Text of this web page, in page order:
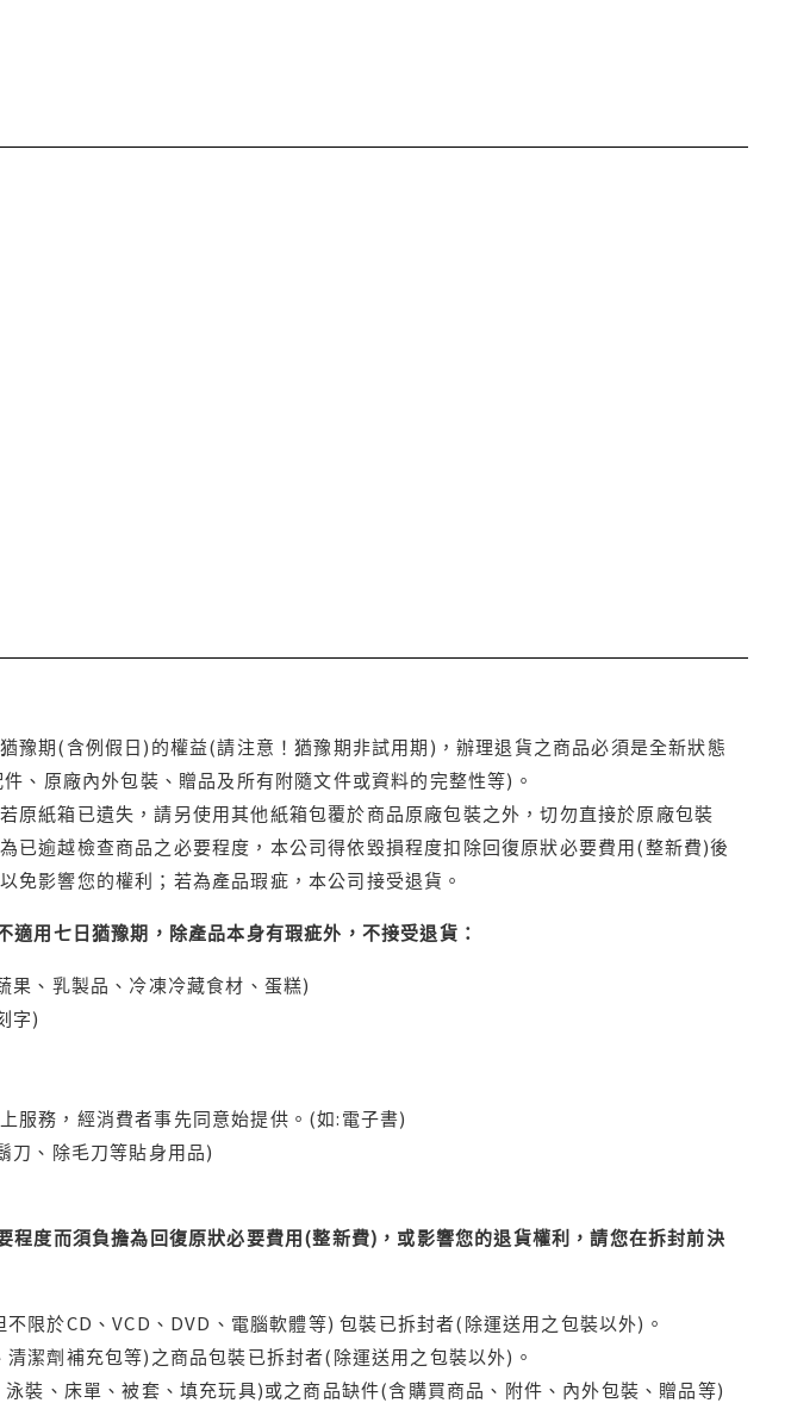
豫期(含例假日)的權益(請注意！猶豫期非試用期)，辦理退貨之商品必須是全新狀態
、原廠內外包裝、贈品及所有附隨文件或資料的完整性等)。
原紙箱已遺失，請另使用其他紙箱包覆於商品原廠包裝之外，切勿直接於原廠包裝
已逾越檢查商品之必要程度，本公司得依毀損程度扣除回復原狀必要費用(整新費)後
免影響您的權利；若為產品瑕疵，本公司接受退貨。
用七日猶豫期，除產品本身有瑕疵外，不接受退貨：
果、乳製品、冷凍冷藏食材、蛋糕)
字)
服務，經消費者事先同意始提供。(如:電子書)
刀、除毛刀等貼身用品)
度而須負擔為回復原狀必要費用(整新費)，或影響您的退貨權利，請您在拆封前決
限於CD、VCD、DVD、電腦軟體等) 包裝已拆封者(除運送用之包裝以外)。
潔劑補充包等)之商品包裝已拆封者(除運送用之包裝以外)。
裝、床單、被套、填充玩具)或之商品缺件(含購買商品、附件、內外包裝、贈品等)